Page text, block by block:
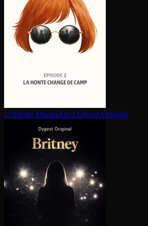
L'Affaire Mazan Ep.2 Dygest Original